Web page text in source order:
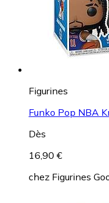
Figurines
Funko Pop NBA
Dès
16,90 €
chez Figurines